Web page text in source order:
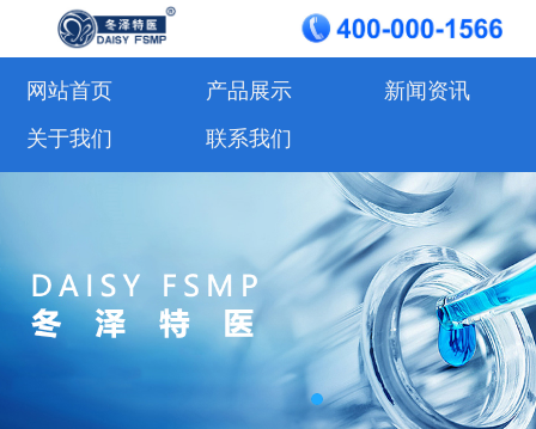
网站首页 产品展示
新闻资讯
关于我们
联系我们